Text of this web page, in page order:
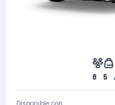
8 5